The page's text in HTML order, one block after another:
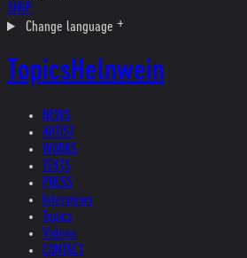
SHOP
Change language
TopicsHelnwein
NEWS
ARTIST
WORKS
TEXTS
PRESS
Interviews
Topics
Videos
CONTACT